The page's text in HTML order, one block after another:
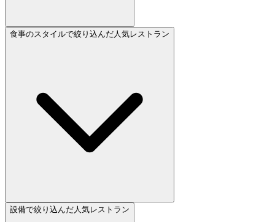
食事のスタイルで絞り込んだ人気レストラン
設備で絞り込んだ人気レストラン